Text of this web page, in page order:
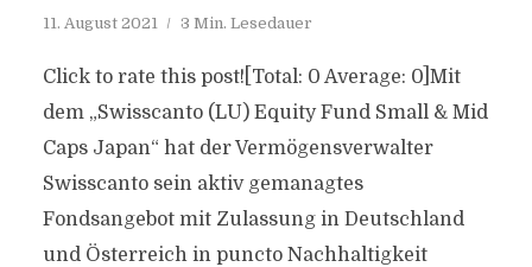
11. August 2021 3 Min. Lesedauer
Click to rate this post![Total: 0 Average: 0]Mit
dem „Swisscanto (LU) Equity Fund Small & Mid
Caps Japan“ hat der Vermögensverwalter
Swisscanto sein aktiv gemanagtes
Fondsangebot mit Zulassung in Deutschland
und Österreich in puncto Nachhaltigkeit